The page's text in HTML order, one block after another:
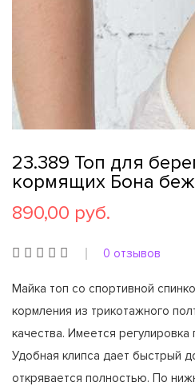
23.389 Топ для
кормящих Бона
890,00 руб.
0 отзывов
Майка топ со спортивной
кормления из трикотажного
качества. Имеется
Удобная клипса дает быстрый
открявается полностью. По